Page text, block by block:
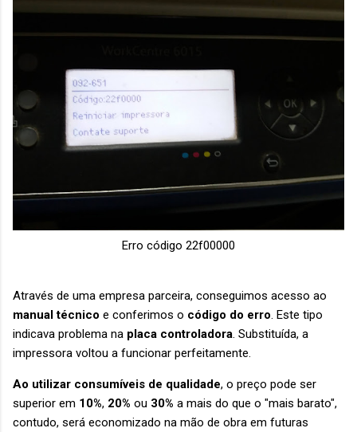
Erro código 22f00000
Através de uma empresa parceira, conseguimos acesso ao
manual técnico e conferimos o código do erro. Este tipo
indicava problema na placa controladora. Substituída, a
impressora voltou a funcionar perfeitamente.
Ao utilizar consumíveis de qualidade, o preço pode ser
superior em 10%, 20% ou 30% a mais do que o "mais barato",
contudo, será economizado na mão de obra em futuras